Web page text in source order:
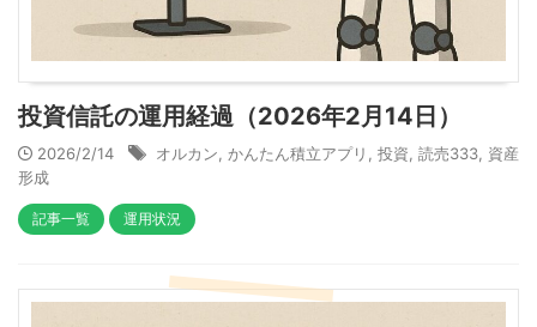
投資信託の運用経過（2026年2月14日）
2026/2/14 オルカン かんたん積立アプリ 投資 読売333 資産
形成
記事一覧 運用状況